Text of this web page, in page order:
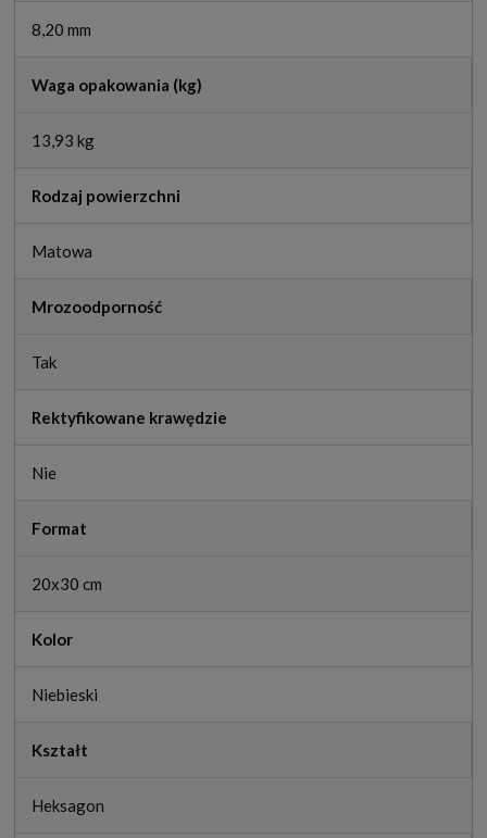
8,20 mm
Waga opakowania (kg)
13,93 kg
Rodzaj powierzchni
Matowa
Mrozoodporność
Tak
Rektyfikowane krawędzie
Nie
Format
20x30 cm
Kolor
Niebieski
Kształt
Heksagon